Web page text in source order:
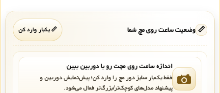
📏 وضعیت ساعت روی مچ شما 📏 یکبار وارد کن
اندازه ساعت روی مچت رو با دوربین ببین
فقط یک‌بار سایز دور مچ را وارد کن؛ پیش‌نمایش دوربین و
پیشنهاد مدل‌های کوچک‌تر/بزرگ‌تر فعال می‌شود.